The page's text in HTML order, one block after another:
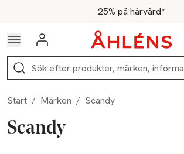
Hoppa till navigationsmenyn25% på hårvård*
För medlemmar - Shoppa nu
Logga in
Sök
Start / Märken / Scandy
Scandy